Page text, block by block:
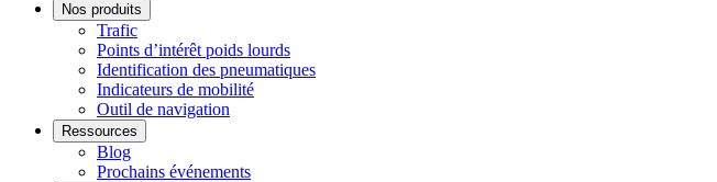
Nos produits
Trafic
Points d’intérêt poids lourds
Identification des pneumatiques
Indicateurs de mobilité
Outil de navigation
Ressources
Blog
Prochains événements